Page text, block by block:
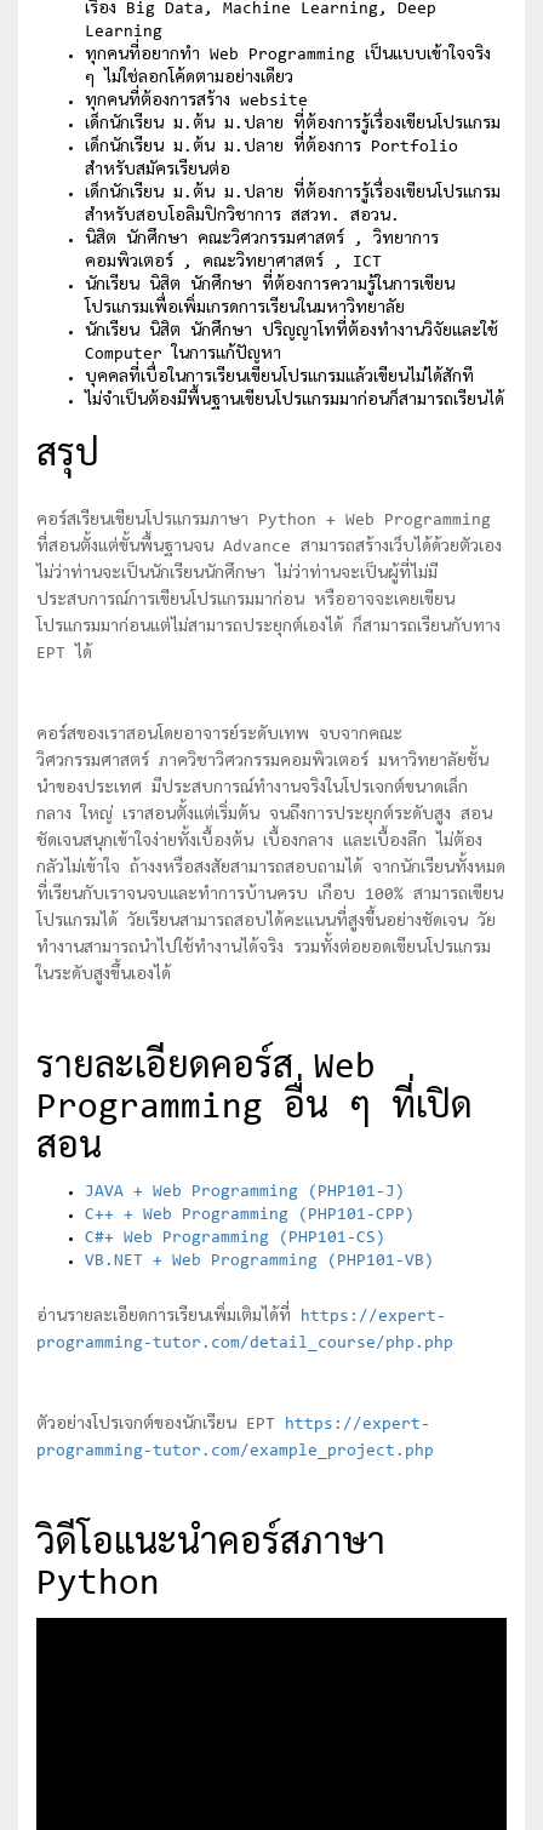
เรื่อง Big Data, Machine Learning, Deep
Learning
ทุกคนที่อยากทำ Web Programming เป็นแบบเข้าใจจริง
ๆ ไม่ใช่ลอกโค้ดตามอย่างเดียว
ทุกคนที่ต้องการสร้าง website
เด็กนักเรียน ม.ต้น ม.ปลาย ที่ต้องการรู้เรื่องเขียนโปรแกรม
เด็กนักเรียน ม.ต้น ม.ปลาย ที่ต้องการ Portfolio
สำหรับสมัครเรียนต่อ
เด็กนักเรียน ม.ต้น ม.ปลาย ที่ต้องการรู้เรื่องเขียนโปรแกรม
สำหรับสอบโอลิมปิกวิชาการ สสวท. สอวน.
นิสิต นักศึกษา คณะวิศวกรรมศาสตร์ , วิทยาการ
คอมพิวเตอร์ , คณะวิทยาศาสตร์ , ICT
นักเรียน นิสิต นักศึกษา ที่ต้องการความรู้ในการเขียน
โปรแกรมเพื่อเพิ่มเกรดการเรียนในมหาวิทยาลัย
นักเรียน นิสิต นักศึกษา ปริญญาโทที่ต้องทำงานวิจัยและใช้
Computer ในการแก้ปัญหา
บุคคลที่เบื่อในการเรียนเขียนโปรแกรมแล้วเขียนไม่ได้สักที
ไม่จำเป็นต้องมีพื้นฐานเขียนโปรแกรมมาก่อนก็สามารถเรียนได้
สรุป
คอร์สเรียนเขียนโปรแกรมภาษา Python + Web Programming
ที่สอนตั้งแต่ขั้นพื้นฐานจน Advance สามารถสร้างเว็บได้ด้วยตัวเอง
ไม่ว่าท่านจะเป็นนักเรียนนักศึกษา ไม่ว่าท่านจะเป็นผู้ที่ไม่มี
ประสบการณ์การเขียนโปรแกรมมาก่อน หรืออาจจะเคยเขียน
โปรแกรมมาก่อนแต่ไม่สามารถประยุกต์เองได้ ก็สามารถเรียนกับทาง
EPT ได้
คอร์สของเราสอนโดยอาจารย์ระดับเทพ จบจากคณะ
วิศวกรรมศาสตร์ ภาควิชาวิศวกรรมคอมพิวเตอร์ มหาวิทยาลัยชั้น
นำของประเทศ มีประสบการณ์ทำงานจริงในโปรเจกต์ขนาดเล็ก
กลาง ใหญ่ เราสอนตั้งแต่เริ่มต้น จนถึงการประยุกต์ระดับสูง สอน
ชัดเจนสนุกเข้าใจง่ายทั้งเบื้องต้น เบื้องกลาง และเบื้องลึก ไม่ต้อง
กลัวไม่เข้าใจ ถ้างงหรือสงสัยสามารถสอบถามได้ จากนักเรียนทั้งหมด
ที่เรียนกับเราจนจบและทำการบ้านครบ เกือบ 100% สามารถเขียน
โปรแกรมได้ วัยเรียนสามารถสอบได้คะแนนที่สูงขึ้นอย่างชัดเจน วัย
ทำงานสามารถนำไปใช้ทำงานได้จริง รวมทั้งต่อยอดเขียนโปรแกรม
ในระดับสูงขึ้นเองได้
รายละเอียดคอร์ส Web
Programming อื่น ๆ ที่เปิด
สอน
JAVA + Web Programming (PHP101-J)
C++ + Web Programming (PHP101-CPP)
C#+ Web Programming (PHP101-CS)
VB.NET + Web Programming (PHP101-VB)
อ่านรายละเอียดการเรียนเพิ่มเติมได้ที่ https://expert-
programming-tutor.com/detail_course/php.php
ตัวอย่างโปรเจกต์ของนักเรียน EPT https://expert-
programming-tutor.com/example_project.php
วิดีโอแนะนำคอร์สภาษา
Python